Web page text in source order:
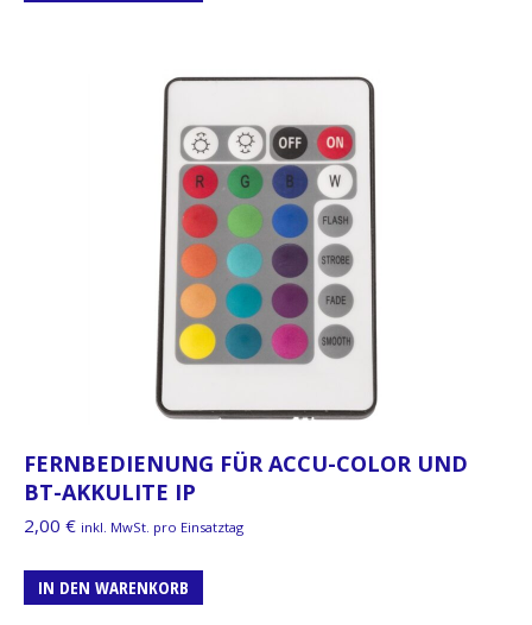
FERNBEDIENUNG FÜR ACCU-COLOR UND
BT-AKKULITE IP
2,00 € inkl. MwSt. pro Einsatztag
IN DEN WARENKORB